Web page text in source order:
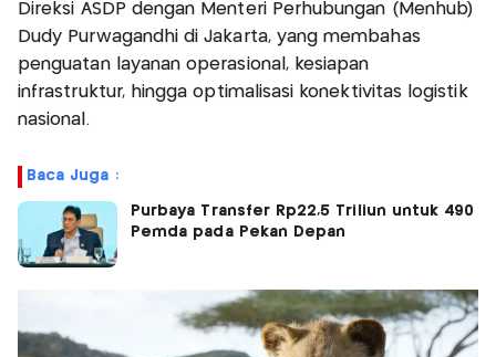
Direksi ASDP dengan Menteri Perhubungan (Menhub)
Dudy Purwagandhi di Jakarta, yang membahas
penguatan layanan operasional, kesiapan
infrastruktur, hingga optimalisasi konektivitas logistik
nasional.
Baca Juga :
Purbaya Transfer Rp22,5 Triliun untuk 490
Pemda pada Pekan Depan